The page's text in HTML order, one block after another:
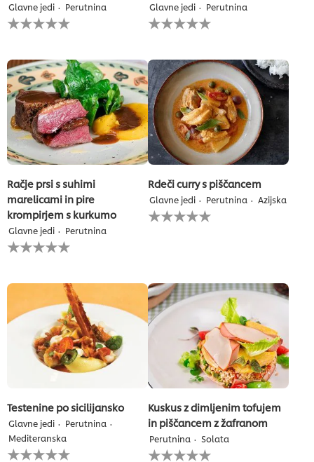
Glavne jedi Perutnina
Za
to
bila
predložena
nobena
ocena
Glavne jedi Perutnina
Za
to
bila
predložena
nobena
ocena
Račje prsi s suhimi
marelicami in pire
krompirjem s kurkumo
Glavne jedi Perutnina
Za
to
predložena
nobena
ocena
Rdeči curry s piščancem
Glavne jedi Perutnina Azijska
Za
to
nobena
ocena
Testenine po sicilijansko
Glavne jedi
Perutnina
Mediteranska
Za
Kuskus z dimljenim tofujem
in piščancem z žafranom
Perutnina Solata
Za